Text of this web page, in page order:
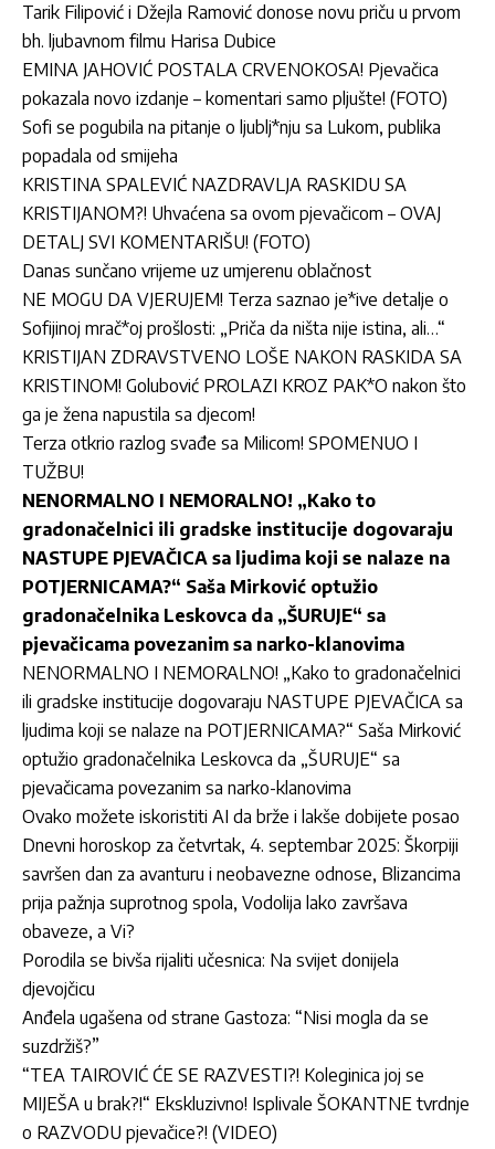
Tarik Filipović i Džejla Ramović donose novu priču u prvom
bh. ljubavnom filmu Harisa Dubice
EMINA JAHOVIĆ POSTALA CRVENOKOSA! Pjevačica
pokazala novo izdanje – komentari samo pljušte! (FOTO)
Sofi se pogubila na pitanje o ljublj*nju sa Lukom, publika
popadala od smijeha
KRISTINA SPALEVIĆ NAZDRAVLJA RASKIDU SA
KRISTIJANOM?! Uhvaćena sa ovom pjevačicom – OVAJ
DETALJ SVI KOMENTARIŠU! (FOTO)
Danas sunčano vrijeme uz umjerenu oblačnost
NE MOGU DA VJERUJEM! Terza saznao je*ive detalje o
Sofijinoj mrač*oj prošlosti: „Priča da ništa nije istina, ali…“
KRISTIJAN ZDRAVSTVENO LOŠE NAKON RASKIDA SA
KRISTINOM! Golubović PROLAZI KROZ PAK*O nakon što
ga je žena napustila sa djecom!
Terza otkrio razlog svađe sa Milicom! SPOMENUO I
TUŽBU!
NENORMALNO I NEMORALNO! „Kako to
gradonačelnici ili gradske institucije dogovaraju
NASTUPE PJEVAČICA sa ljudima koji se nalaze na
POTJERNICAMA?“ Saša Mirković optužio
gradonačelnika Leskovca da „ŠURUJE“ sa
pjevačicama povezanim sa narko-klanovima
NENORMALNO I NEMORALNO! „Kako to gradonačelnici
ili gradske institucije dogovaraju NASTUPE PJEVAČICA sa
ljudima koji se nalaze na POTJERNICAMA?“ Saša Mirković
optužio gradonačelnika Leskovca da „ŠURUJE“ sa
pjevačicama povezanim sa narko-klanovima
Ovako možete iskoristiti AI da brže i lakše dobijete posao
Dnevni horoskop za četvrtak, 4. septembar 2025: Škorpiji
savršen dan za avanturu i neobavezne odnose, Blizancima
prija pažnja suprotnog spola, Vodolija lako završava
obaveze, a Vi?
Porodila se bivša rijaliti učesnica: Na svijet donijela
djevojčicu
Anđela ugašena od strane Gastoza: “Nisi mogla da se
suzdržiš?”
“TEA TAIROVIĆ ĆE SE RAZVESTI?! Koleginica joj se
MIJEŠA u brak?!“ Ekskluzivno! Isplivale ŠOKANTNE tvrdnje
o RAZVODU pjevačice?! (VIDEO)